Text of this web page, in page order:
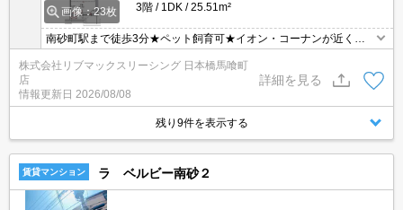
画像：23枚
3階
1DK 25.51m²
南砂町駅まで徒歩3分★ペット飼育可★イオン・コーナンが近く毎
日のお買い物にも便利★
株式会社リブマックスリーシング 日本橋馬喰町
店
情報更新日 2026/08/08
詳細を見る
残り9件を表示する
賃貸マンション ラ ベルビー南砂２